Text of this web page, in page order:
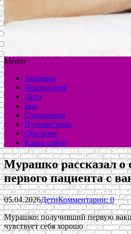
Меню
Здоровье
Психология
Дети
Быт
Отношения
Путешествия
Обо всем
Карта сайта
Мурашко рассказал о
первого пациента с
05.04.2026ДетиКомментарии: 0
Мурашко: получивший первую
чувствует себя хорошо